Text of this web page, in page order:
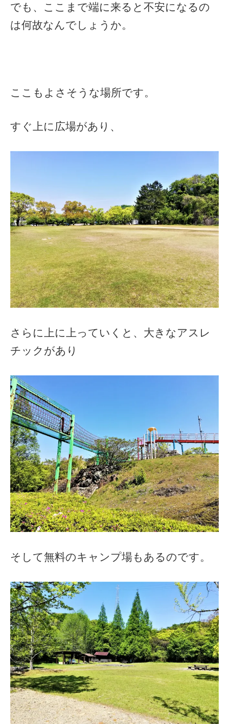
でも、ここまで端に来ると不安になるの
は何故なんでしょうか。
ここもよさそうな場所です。
すぐ上に広場があり、
さらに上に上っていくと、大きなアスレ
チックがあり
そして無料のキャンプ場もあるのです。